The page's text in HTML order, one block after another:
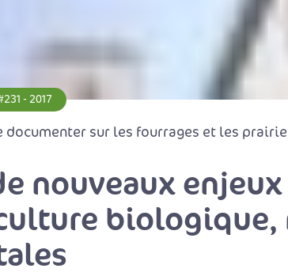
- 2017
documenter sur les fourrages et les
nouveaux
biologique,